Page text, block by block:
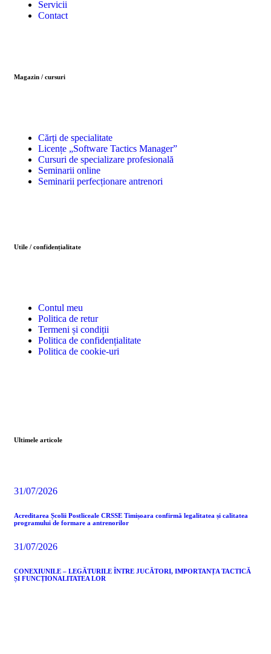
Servicii
Contact
Magazin / cursuri
Cărți de specialitate
Licențe „Software Tactics Manager”
Cursuri de specializare profesională
Seminarii online
Seminarii perfecționare antrenori
Utile / confidențialitate
Contul meu
Politica de retur
Termeni și condiții
Politica de confidențialitate
Politica de cookie-uri
Ultimele articole
31/07/2026
Acreditarea Școlii Postliceale CRSSE Timișoara confirmă legalitatea și calitatea
programului de formare a antrenorilor
31/07/2026
CONEXIUNILE – LEGĂTURILE ÎNTRE JUCĂTORI, IMPORTANȚA TACTICĂ
ȘI FUNCȚIONALITATEA LOR